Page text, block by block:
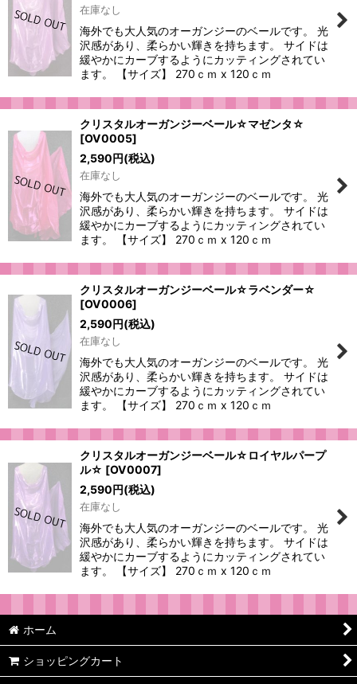
在庫なし
海外でも大人気のオーガンジーのベールです。 光
沢感があり、柔らかい輝きを持ちます。 サイドは
緩やかにカーブするようにカッティングされてい
ます。 【サイズ】 270ｃｍ x 120ｃｍ
クリスタルオーガンジーベール☆マゼンタ☆
[OV0005]
2,590円(税込)
在庫なし
海外でも大人気のオーガンジーのベールです。 光
沢感があり、柔らかい輝きを持ちます。 サイドは
緩やかにカーブするようにカッティングされてい
ます。 【サイズ】 270ｃｍ x 120ｃｍ
クリスタルオーガンジーベール☆ラベンダー☆
[OV0006]
2,590円(税込)
在庫なし
海外でも大人気のオーガンジーのベールです。 光
沢感があり、柔らかい輝きを持ちます。 サイドは
緩やかにカーブするようにカッティングされてい
ます。 【サイズ】 270ｃｍ x 120ｃｍ
クリスタルオーガンジーベール☆ロイヤルパープ
ル☆ [OV0007]
2,590円(税込)
在庫なし
海外でも大人気のオーガンジーのベールです。 光
沢感があり、柔らかい輝きを持ちます。 サイドは
緩やかにカーブするようにカッティングされてい
ます。 【サイズ】 270ｃｍ x 120ｃｍ
ホーム
ショッピングカート